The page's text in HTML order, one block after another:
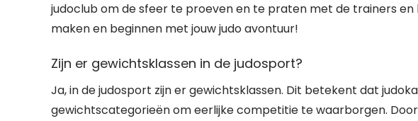
judoclub om de sfeer te proeven en te praten met de trainers en
maken en beginnen met jouw judo avontuur!
Zijn er gewichtsklassen in de judosport?
Ja, in de judosport zijn er gewichtsklassen. Dit betekent dat
gewichtscategorieën om eerlijke competitie te waarborgen.